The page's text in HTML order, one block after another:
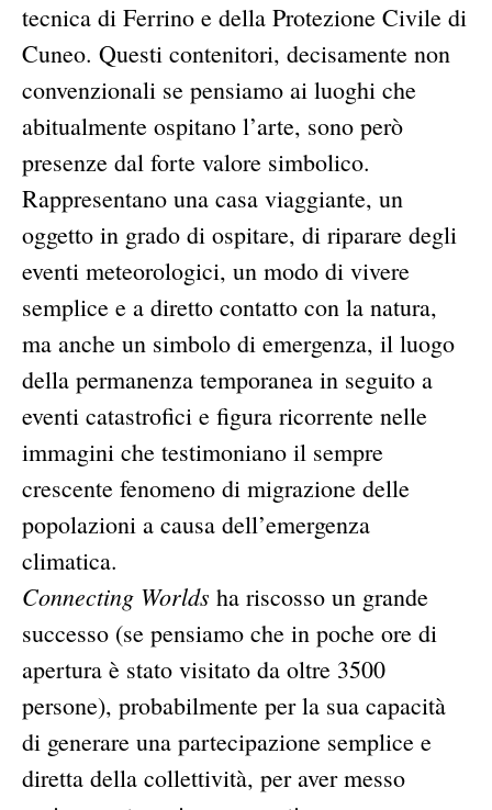
tecnica di Ferrino e della Protezione Civile di
Cuneo. Questi contenitori, decisamente non
convenzionali se pensiamo ai luoghi che
abitualmente ospitano l’arte, sono però
presenze dal forte valore simbolico.
Rappresentano una casa viaggiante, un
oggetto in grado di ospitare, di riparare degli
eventi meteorologici, un modo di vivere
semplice e a diretto contatto con la natura,
ma anche un simbolo di emergenza, il luogo
della permanenza temporanea in seguito a
eventi catastrofici e figura ricorrente nelle
immagini che testimoniano il sempre
crescente fenomeno di migrazione delle
popolazioni a causa dell’emergenza
climatica.
Connecting Worlds ha riscosso un grande
successo (se pensiamo che in poche ore di
apertura è stato visitato da oltre 3500
persone), probabilmente per la sua capacità
di generare una partecipazione semplice e
diretta della collettività, per aver messo